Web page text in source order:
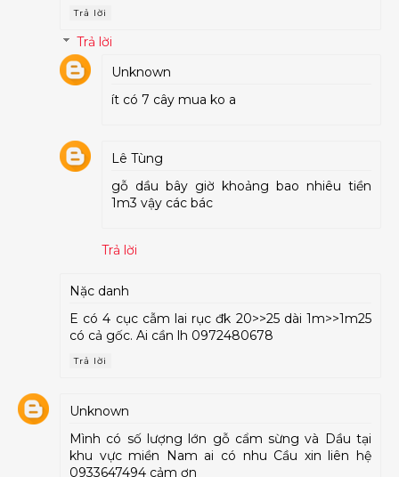
Trả lời
Trả lời
Unknown
ít có 7 cây mua ko a
Lê Tùng
gỗ dầu bây giờ khoảng bao nhiêu tiền
1m3 vậy các bác
Trả lời
Nặc danh
E có 4 cục cẫm lai rục đk 20>>25 dài 1m>>1m25
có cả gốc. Ai cần lh 0972480678
Trả lời
Unknown
Mình có số lượng lớn gỗ cẩm sừng và Dầu tại
khu vực miền Nam ai có nhu Cầu xin liên hệ
0933647494 cảm ơn